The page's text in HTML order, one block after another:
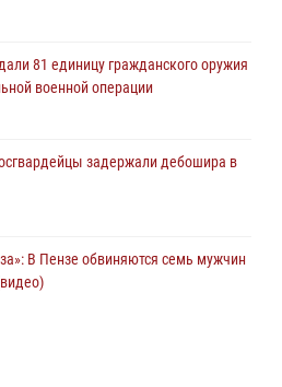
81 единицу гражданского оружия
военной операции
задержали дебошира в
В Пензе обвиняются семь мужчин
память легендарного генерала